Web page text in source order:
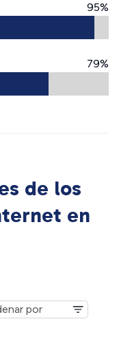
95%
79%
de los
en